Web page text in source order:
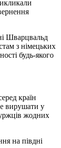
Шварцвальд
з німецьких
будь-якого
країн
вирушати у
жодних
на півдні